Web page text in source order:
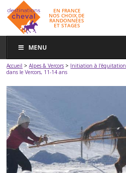
EN FRANCE
NOS CHOIX DE
RANDONNÉES
ET STAGES
MENU
Accueil >Alpes & Vercors > Initiation à l'équitation
dans le Vercors, 11-14 ans